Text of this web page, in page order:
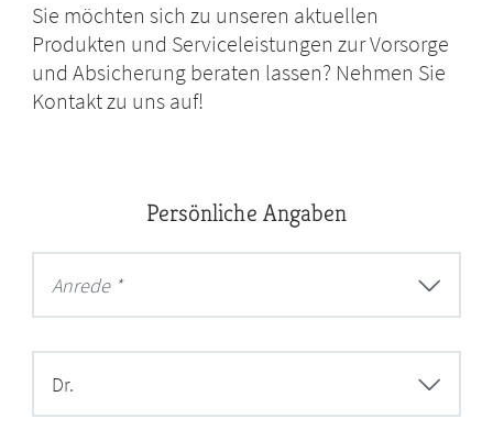
Sie möchten sich zu unseren aktuellen
Produkten und Serviceleistungen zur Vorsorge
und Absicherung beraten lassen? Nehmen Sie
Kontakt zu uns auf!
Persönliche Angaben
Anrede *
Dr.